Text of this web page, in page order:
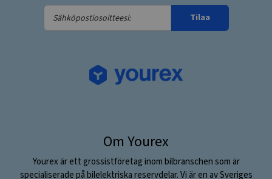
Sähköpostiosoitteesi:
Tilaa
Om Yourex
Yourex är ett grossistföretag inom bilbranschen som är
specialiserade på bilelektriska reservdelar. Vi är en av Sveriges